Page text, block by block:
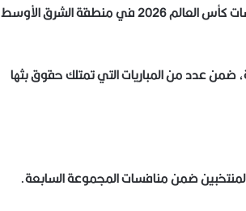
من المقرر أن تُنقل المباراة عبر شبكة “بي إن سبورتس”، الناقل الحصري لمنافسات كأس العالم 2026 في منطقة الشرق الأوسط
ضمن عدد من المباريات التي تمتلك حقوق بثها